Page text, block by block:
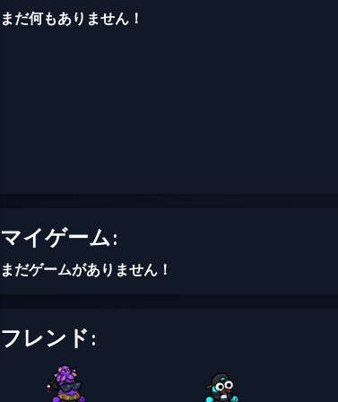
まだ何もありません！
マイゲーム:
まだゲームがありません！
フレンド: